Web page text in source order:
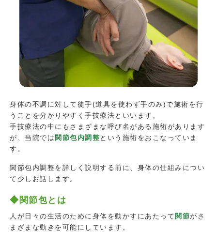
身体の不調に対して徒手(道具を使わず手のみ)で施術を行
うことを分かりやすく手技療法といいます。
手技療法の中にもさまざまな呼び名がある施術があります
が、当院では関節包内調整という施術をおこなっていま
す。
関節包内調整を詳しく説明する前に、身体の仕組みについ
て少しお話します。
◆関節包とは
人が日々の生活のために身体を動かすにあたって 関節がさ
まざまな動きを可能にしています。